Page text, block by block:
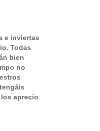
e inviertas
Todas
bien
no
aprecio